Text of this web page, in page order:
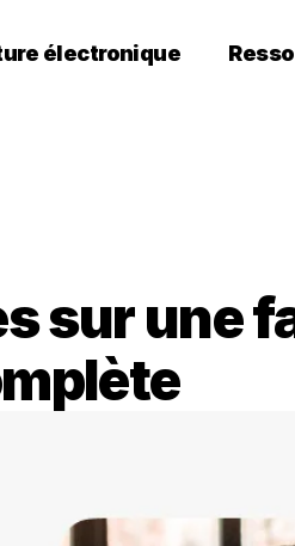
électronique
sur une